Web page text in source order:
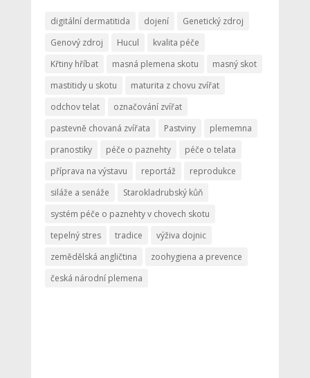
digitální dermatitida dojení
Genetický zdroj
Genový zdroj
Hucul
kvalita péče
Křtiny hříbat
masná plemena skotu
masný skot
mastitidy u skotu
maturita z chovu zvířat
odchov telat
označování zvířat
pastevně chovaná zvířata
Pastviny
plememna
pranostiky
péče o paznehty
péče o telata
příprava na výstavu
reportáž
reprodukce
siláže a senáže
Starokladrubský kůň
systém péče o paznehty v chovech skotu
tepelný stres
tradice
výživa dojnic
zemědělská angličtina
zoohygiena a prevence
česká národní plemena